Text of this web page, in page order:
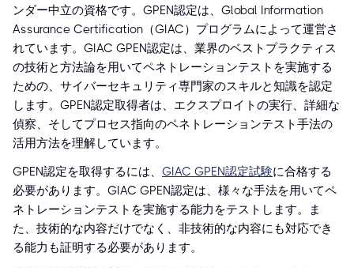
ンダー中立の資格です。GPEN認定は、Global Information
Assurance Certification（GIAC）プログラムによって運営さ
れています。GIAC GPEN認定は、業界のベストプラクティス
の技術と方法論を用いてペネトレーションテストを実施する
ための、サイバーセキュリティ専門家のスキルと知識を認定
します。GPEN認定取得者は、エクスプロイトの実行、詳細な
偵察、そしてプロセス指向のペネトレーションテスト手法の
活用方法を理解しています。
GPEN認定を取得するには、 GIAC GPEN認定試験に合格する
必要があります。GIAC GPEN認定は、様々な手法を用いてペ
ネトレーションテストを実施する能力をテストします。ま
た、技術的な内容だけでなく、非技術的な内容にも対応でき
る能力も証明する必要があります。